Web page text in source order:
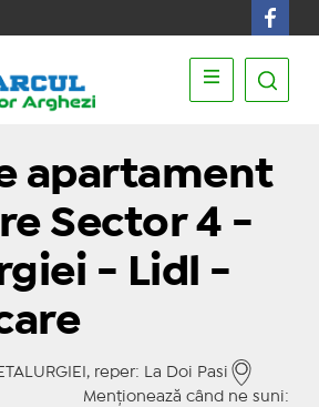
apartament
Sector 4 -
- Lidl -
reper: La Doi Pasi
Menționează când ne suni: